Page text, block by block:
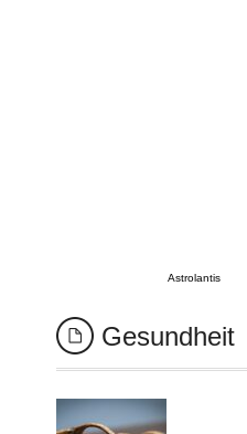
Astrolantis
Gesundheit